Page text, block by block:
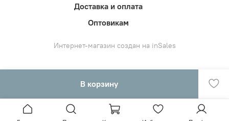
В корзину
Доставка и оплата
Оптовикам
Интернет-магазин создан на inSales